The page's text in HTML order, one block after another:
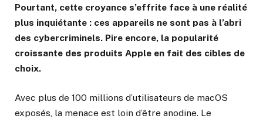
Pourtant, cette croyance s’effrite face à une réalité
plus inquiétante : ces appareils ne sont pas à l’abri
des cybercriminels. Pire encore, la popularité
croissante des produits Apple en fait des cibles de
choix.
Avec plus de 100 millions d’utilisateurs de macOS
exposés, la menace est loin d’être anodine. Le